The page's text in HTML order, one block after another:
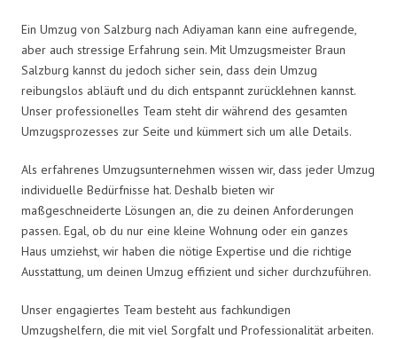
Ein Umzug von Salzburg nach Adiyaman kann eine aufregende,
aber auch stressige Erfahrung sein. Mit Umzugsmeister Braun
Salzburg kannst du jedoch sicher sein, dass dein Umzug
reibungslos abläuft und du dich entspannt zurücklehnen kannst.
Unser professionelles Team steht dir während des gesamten
Umzugsprozesses zur Seite und kümmert sich um alle Details.
Als erfahrenes Umzugsunternehmen wissen wir, dass jeder Umzug
individuelle Bedürfnisse hat. Deshalb bieten wir
maßgeschneiderte Lösungen an, die zu deinen Anforderungen
passen. Egal, ob du nur eine kleine Wohnung oder ein ganzes
Haus umziehst, wir haben die nötige Expertise und die richtige
Ausstattung, um deinen Umzug effizient und sicher durchzuführen.
Unser engagiertes Team besteht aus fachkundigen
Umzugshelfern, die mit viel Sorgfalt und Professionalität arbeiten.